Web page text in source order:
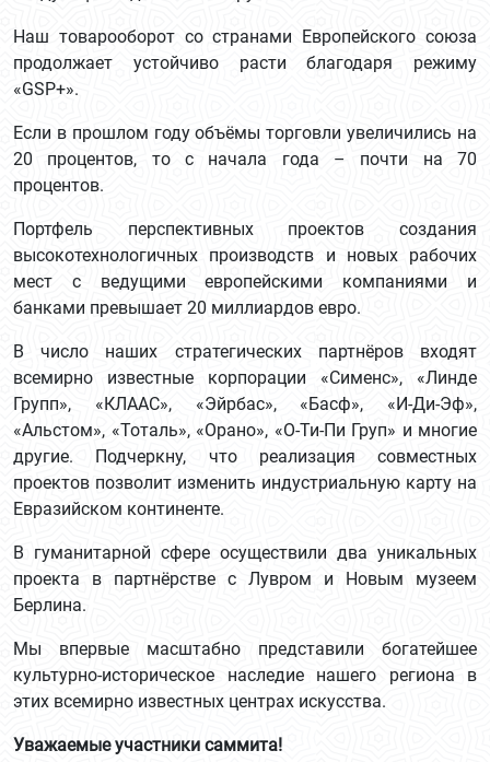
Наш товарооборот со странами Европейского союза
продолжает устойчиво расти благодаря режиму
«GSP+».
Если в прошлом году объёмы торговли увеличились на
20 процентов, то с начала года – почти на 70
процентов.
Портфель перспективных проектов создания
высокотехнологичных производств и новых рабочих
мест с ведущими европейскими компаниями и
банками превышает 20 миллиардов евро.
В число наших стратегических партнёров входят
всемирно известные корпорации «Сименс», «Линде
Групп», «КЛААС», «Эйрбас», «Басф», «И-Ди-Эф»,
«Альстом», «Тоталь», «Орано», «О-Ти-Пи Груп» и многие
другие. Подчеркну, что реализация совместных
проектов позволит изменить индустриальную карту на
Евразийском континенте.
В гуманитарной сфере осуществили два уникальных
проекта в партнёрстве с Лувром и Новым музеем
Берлина.
Мы впервые масштабно представили богатейшее
культурно-историческое наследие нашего региона в
этих всемирно известных центрах искусства.
Уважаемые участники саммита!